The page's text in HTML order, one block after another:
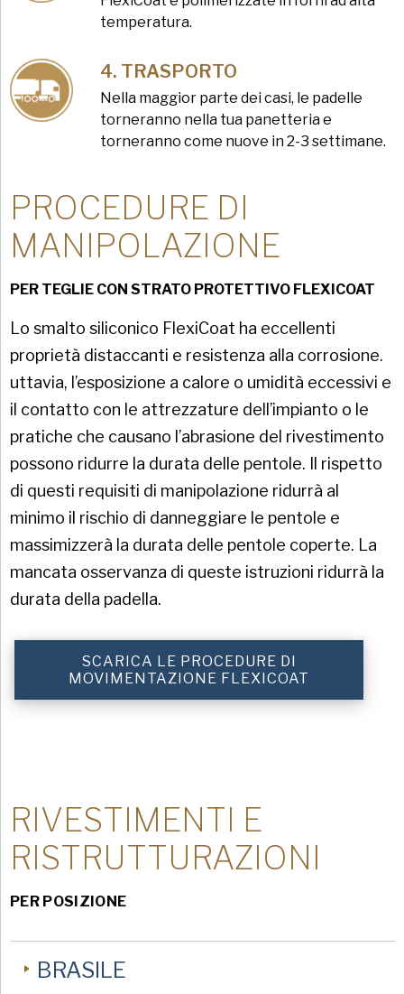
temperatura.
TRASPORTO
Nella maggior parte dei casi, le padelle
torneranno nella tua panetteria e
torneranno come nuove in 2-3 settimane.
PROCEDURE DI
MANIPOLAZIONE
PER TEGLIE CON STRATO PROTETTIVO FLEXICOAT
Lo smalto siliconico FlexiCoat ha eccellenti
proprietà distaccanti e resistenza alla corrosione.
uttavia, l’esposizione a calore o umidità eccessivi e
il contatto con le attrezzature dell’impianto o le
pratiche che causano l’abrasione del rivestimento
possono ridurre la durata delle pentole. Il rispetto
di questi requisiti di manipolazione ridurrà al
minimo il rischio di danneggiare le pentole e
massimizzerà la durata delle pentole coperte. La
mancata osservanza di queste istruzioni ridurrà la
durata della padella.
SCARICA LE PROCEDURE DI
MOVIMENTAZIONE FLEXICOAT
RIVESTIMENTI E
RISTRUTTURAZIONI
PER POSIZIONE
BRASILE